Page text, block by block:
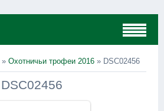
» Охотничьи трофеи 2016 » DSC02456
DSC02456